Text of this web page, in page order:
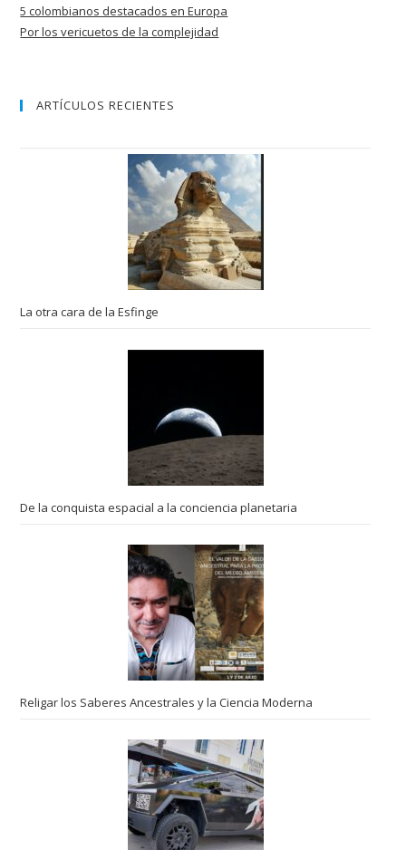
5 colombianos destacados en Europa
Por los vericuetos de la complejidad
ARTÍCULOS RECIENTES
La otra cara de la Esfinge
De la conquista espacial a la conciencia planetaria
Religar los Saberes Ancestrales y la Ciencia Moderna